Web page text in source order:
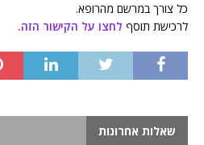
כל צורך במרשם מהרופא.
לרכישת תוסף לחצו על הקישור הזה.
שאלות אחרונות